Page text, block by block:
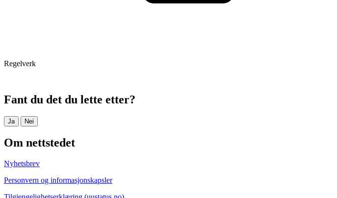
Regelverk
Fant du det du lette etter?
Ja Nei
Om nettstedet
Nyhetsbrev
Personvern og informasjonskapsler